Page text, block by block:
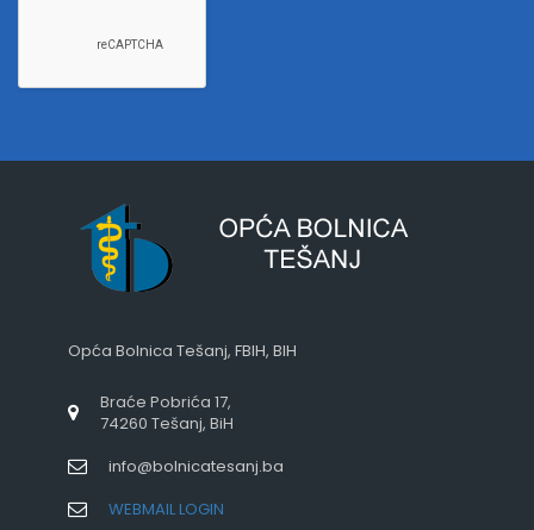
Opća Bolnica Tešanj, FBIH, BIH
Braće Pobrića 17,
74260 Tešanj, BiH
info@bolnicatesanj.ba
WEBMAIL LOGIN